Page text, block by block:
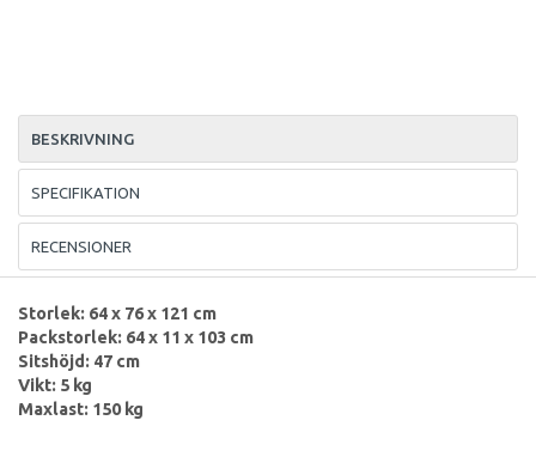
BESKRIVNING
SPECIFIKATION
RECENSIONER
Storlek: 64 x 76 x 121 cm
Packstorlek: 64 x 11 x 103 cm
Sitshöjd: 47 cm
Vikt: 5 kg
Maxlast: 150 kg